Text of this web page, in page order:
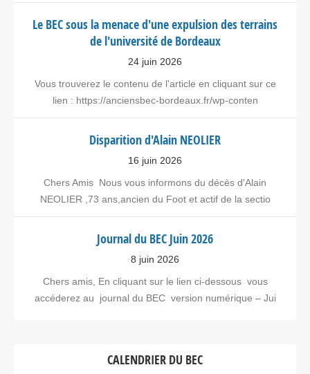
Le BEC sous la menace d'une expulsion des terrains
de l'université de Bordeaux
24 juin 2026
Vous trouverez le contenu de l'article en cliquant sur ce
lien : https://anciensbec-bordeaux.fr/wp-conten
Disparition d'Alain NEOLIER
16 juin 2026
Chers Amis Nous vous informons du décès d'Alain
NEOLIER ,73 ans,ancien du Foot et actif de la sectio
Journal du BEC Juin 2026
8 juin 2026
Chers amis, En cliquant sur le lien ci-dessous vous
accéderez au journal du BEC version numérique – Jui
CALENDRIER DU BEC